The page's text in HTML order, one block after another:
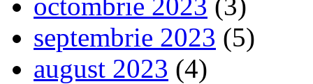
septembrie 2023 (5)
august 2023 (4)